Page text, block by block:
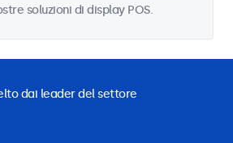
soluzioni di display POS.
dai leader del settore